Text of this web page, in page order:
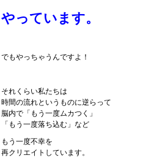
やっています。
でもやっちゃうんですよ！
それくらい私たちは
時間の流れというものに逆らって
脳内で「もう一度ムカつく」
「もう一度落ち込む」など
もう一度不幸を
再クリエイトしています。